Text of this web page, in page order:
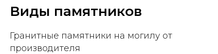
Виды памятников
Гранитные памятники на могилу от
производителя